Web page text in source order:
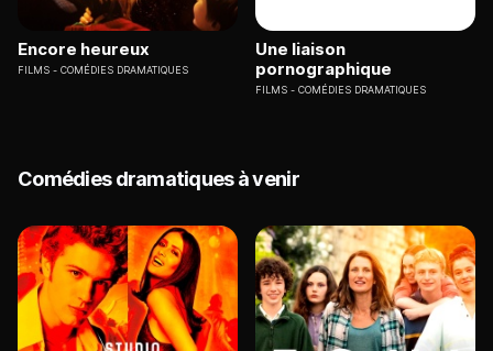
Encore heureux
FILMS COMÉDIES DRAMATIQUES
Une liaison
pornographique
FILMS COMÉDIES DRAMATIQUES
Comédies dramatiques à venir